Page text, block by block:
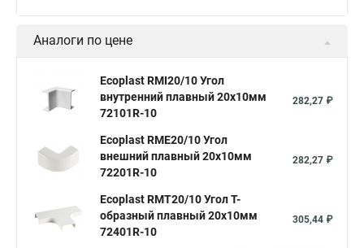
Аналоги по цене
Ecoplast RMI20/10 Угол
внутренний плавный 20х10мм
72101R-10
282,27 ₽
Ecoplast RME20/10 Угол
внешний плавный 20х10мм
72201R-10
282,27 ₽
Ecoplast RMT20/10 Угол Т-
образный плавный 20х10мм
72401R-10
305,44 ₽